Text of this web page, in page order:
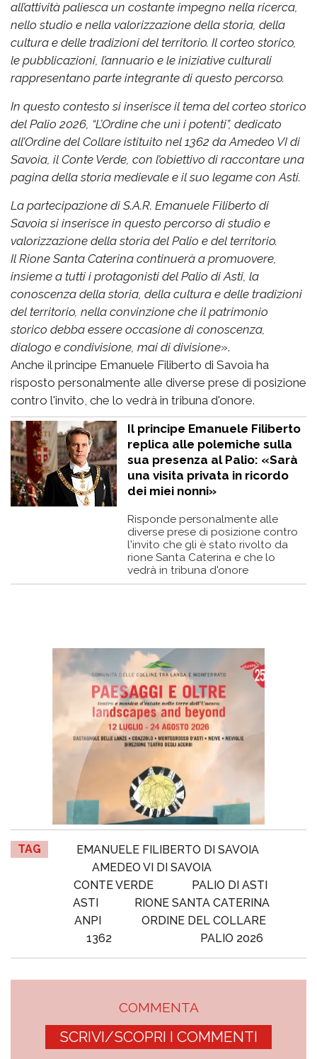
all’attività paliesca un costante impegno nella ricerca,
nello studio e nella valorizzazione della storia, della
cultura e delle tradizioni del territorio. Il corteo storico,
le pubblicazioni, l’annuario e le iniziative culturali
rappresentano parte integrante di questo percorso.
In questo contesto si inserisce il tema del corteo storico
del Palio 2026, “L’Ordine che unì i potenti”, dedicato
all’Ordine del Collare istituito nel 1362 da Amedeo VI di
Savoia, il Conte Verde, con l’obiettivo di raccontare una
pagina della storia medievale e il suo legame con Asti.
La partecipazione di S.A.R. Emanuele Filiberto di
Savoia si inserisce in questo percorso di studio e
valorizzazione della storia del Palio e del territorio.
Il Rione Santa Caterina continuerà a promuovere,
insieme a tutti i protagonisti del Palio di Asti, la
conoscenza della storia, della cultura e delle tradizioni
del territorio, nella convinzione che il patrimonio
storico debba essere occasione di conoscenza,
dialogo e condivisione, mai di divisione».
Anche il principe Emanuele Filiberto di Savoia ha
risposto personalmente alle diverse prese di posizione
contro l'invito, che lo vedrà in tribuna d'onore.
Il principe Emanuele Filiberto
replica alle polemiche sulla
sua presenza al Palio: «Sarà
una visita privata in ricordo
dei miei nonni»
Risponde personalmente alle
diverse prese di posizione contro
l'invito che gli è stato rivolto da
rione Santa Caterina e che lo
vedrà in tribuna d'onore
TAG
EMANUELE FILIBERTO DI SAVOIA
AMEDEO VI DI SAVOIA
CONTE VERDE
PALIO DI ASTI
ASTI
RIONE SANTA CATERINA
ANPI
ORDINE DEL COLLARE
1362
PALIO 2026
COMMENTA
SCRIVI/SCOPRI I COMMENTI